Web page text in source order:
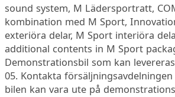
sound system, M Lädersportratt,
kombination med M Sport,
exteriöra delar, M Sport interiöra
additional contents in M Sport
Demonstrationsbil som kan
05. Kontakta
bilen kan vara ute på